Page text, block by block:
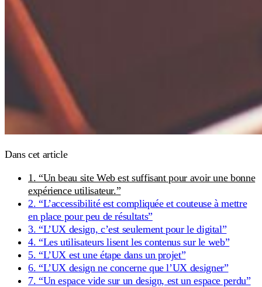
Dans cet article
1. “Un beau site Web est suffisant pour avoir une bonne
expérience utilisateur.”
2. “L’accessibilité est compliquée et couteuse à mettre
en place pour peu de résultats”
3. “L’UX design, c’est seulement pour le digital”
4. “Les utilisateurs lisent les contenus sur le web”
5. “L’UX est une étape dans un projet”
6. “L’UX design ne concerne que l’UX designer”
7. “Un espace vide sur un design, est un espace perdu”